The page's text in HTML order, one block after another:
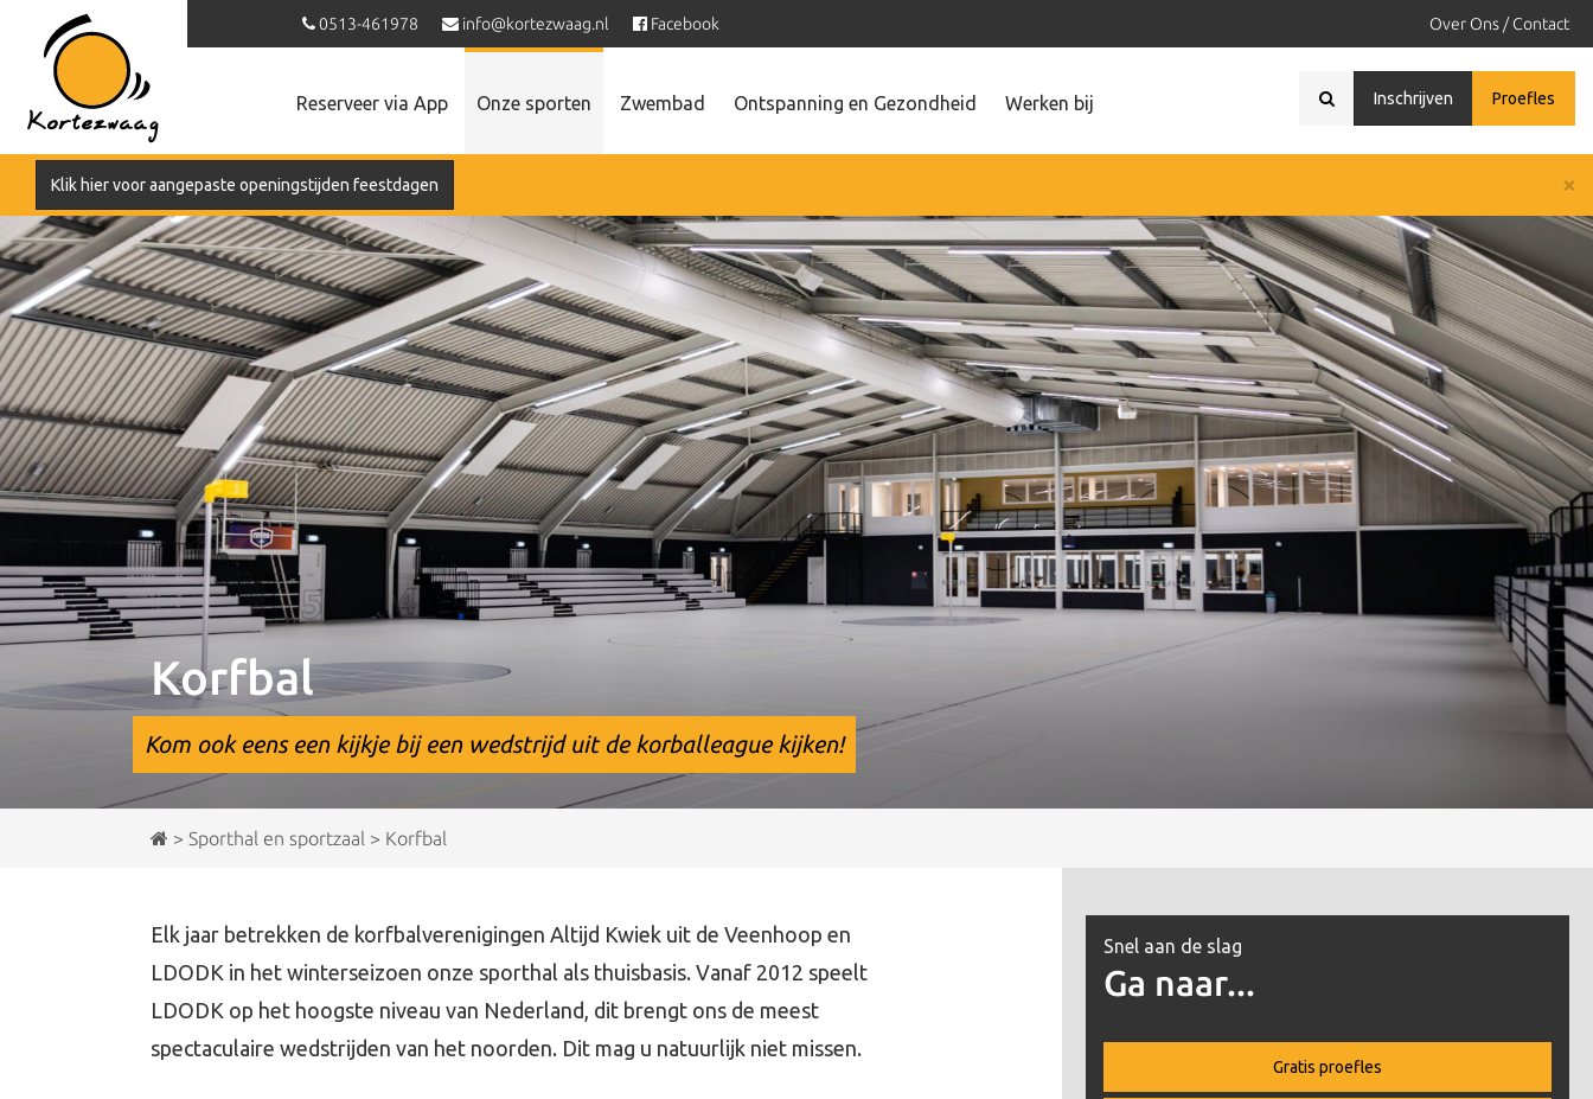
0513-461978 info@kortezwaag.nl Facebook Over Ons / Contact
Reserveer via App Onze sporten Zwembad Ontspanning en Gezondheid Werken bij Inschrijven Proefles
×
Klik hier voor aangepaste openingstijden feestdagen
Korfbal
Kom ook eens een kijkje bij een wedstrijd uit de korballeague kijken!
> Sporthal en sportzaal > Korfbal
Elk jaar betrekken de korfbalverenigingen Altijd Kwiek uit de Veenhoop en
LDODK in het winterseizoen onze sporthal als thuisbasis. Vanaf 2012 speelt
LDODK op het hoogste niveau van Nederland, dit brengt ons de meest
spectaculaire wedstrijden van het noorden. Dit mag u natuurlijk niet missen.
Snel aan de slag
Ga naar...
Gratis proefles